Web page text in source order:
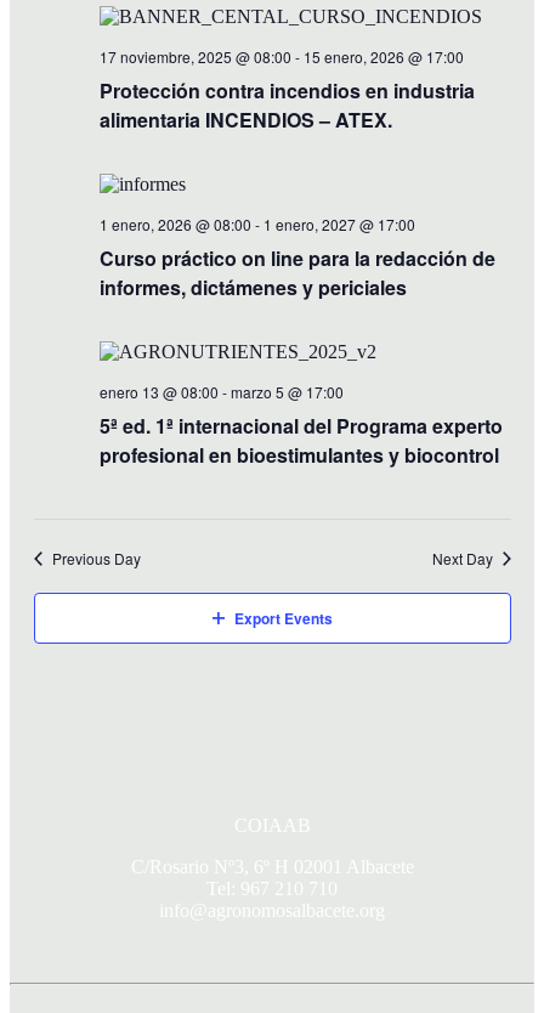
Views
17 noviembre, 2025 @ 08:00 - 15 enero, 2026 @ 17:00
Protección contra incendios en industria
alimentaria INCENDIOS – ATEX.
1 enero, 2026 @ 08:00 - 1 enero, 2027 @ 17:00
Curso práctico on line para la redacción de
informes, dictámenes y periciales
enero 13 @ 08:00 -marzo 5 @ 17:00
5ª ed. 1ª internacional del Programa experto
profesional en bioestimulantes y biocontrol
Previous Day Next Day
Export Events
COIAAB
C/Rosario Nº3, 6º H 02001 Albacete
Tel: 967 210 710
info@agronomosalbacete.org